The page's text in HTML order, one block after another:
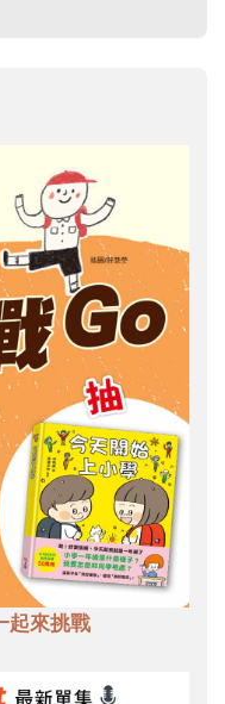
起來挑戰